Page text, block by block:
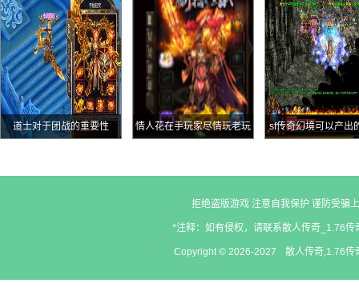
道士对于团战的重要性 情人花在手玩家尽情玩老玩 sf传奇幻境可以产出
拒绝盗版游戏 注意自我保护 谨防受骗
*注释：如有侵权，请联系散人传奇_1.76
Copyright © 2026-2027 散人传奇,1.76传